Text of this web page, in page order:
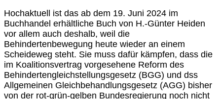
Hochaktuell ist das ab dem 19. Juni 2024 im
Buchhandel erhältliche Buch von H.-Günter Heiden
vor allem auch deshalb, weil die
Behindertenbewegung heute wieder an einem
Scheideweg steht. Sie muss dafür kämpfen, dass die
im Koalitionsvertrag vorgesehene Reform des
Behindertengleichstellungsgesetz (BGG) und dss
Allgemeinen Gleichbehandlungsgesetz (AGG) bisher
von der rot-grün-gelben Bundesregierung noch nicht